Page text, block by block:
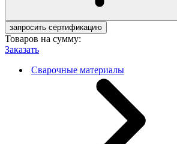
запросить сертификацию
Товаров на сумму:
Заказать
Сварочные материалы